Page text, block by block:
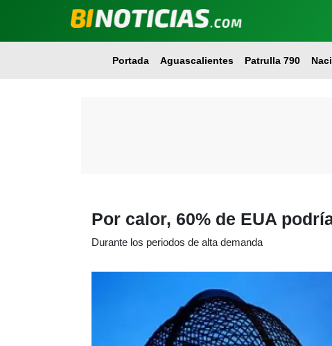
Portada Aguascalientes Patrulla 790
Por calor, 60% de EUA
Durante los periodos de alta demanda